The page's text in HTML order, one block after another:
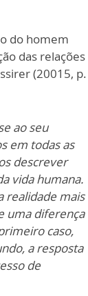
do homem
das relações
(20015, p.
ao seu
em todas as
descrever
vida humana.
realidade mais
uma diferença
caso,
a resposta
de